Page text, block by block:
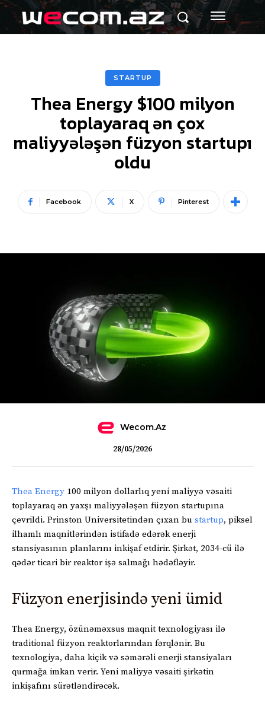
STARTUP
Thea Energy $100 milyon
toplayaraq ən çox
maliyyələşən füzyon startupı
oldu
Facebook X Pinterest
Wecom.az
28/05/2026
Thea Energy 100 milyon dollarlıq yeni maliyyə vəsaiti
toplayaraq ən yaxşı maliyyələşən füzyon startupına
çevrildi. Prinston Universitetindən çıxan bu startup, piksel
ilhamlı maqnitlərindən istifadə edərək enerji
stansiyasının planlarını inkişaf etdirir. Şirkət, 2034-cü ilə
qədər ticari bir reaktor işə salmağı hədəfləyir.
Füzyon enerjisində yeni ümid
Thea Energy, özünəməxsus maqnit texnologiyası ilə
traditional füzyon reaktorlarından fərqlənir. Bu
texnologiya, daha kiçik və səmərəli enerji stansiyaları
qurmağa imkan verir. Yeni maliyyə vəsaiti şirkətin
inkişafını sürətləndirəcək.